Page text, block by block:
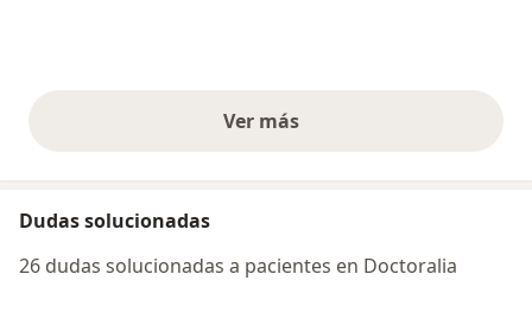
Ver másopiniones anteriores
Dudas solucionadas
26 dudas solucionadas a pacientes en Doctoralia